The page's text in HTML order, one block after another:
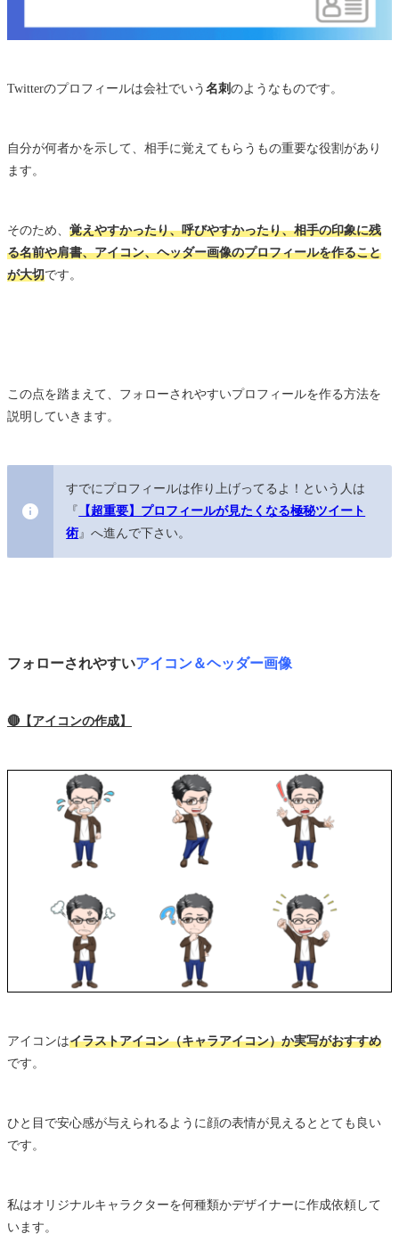
Twitterのプロフィールは会社でいう名刺のようなものです。
自分が何者かを示して、相手に覚えてもらうもの重要な役割があり
ます。
そのため、 覚えやすかったり、呼びやすかったり、相手の印象に残
る名前や肩書、アイコン、ヘッダー画像のプロフィールを作ること
が大切です。
この点を踏まえて、フォローされやすいプロフィールを作る方法を
説明していきます。
すでにプロフィールは作り上げってるよ！という人は
『 【超重要】プロフィールが見たくなる極秘ツイート
術』へ進んで下さい。
フォローされやすいアイコン＆ヘッダー画像
🔴【アイコンの作成】
アイコンはイラストアイコン（キャラアイコン）か実写がおすすめ
です。
ひと目で安心感が与えられるように顔の表情が見えるととても良い
です。
私はオリジナルキャラクターを何種類かデザイナーに作成依頼して
います。